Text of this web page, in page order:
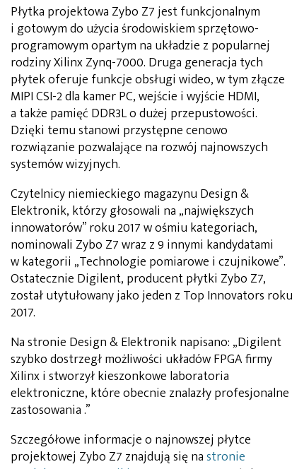
Płytka projektowa Zybo Z7 jest funkcjonalnym
i gotowym do użycia środowiskiem sprzętowo-
programowym opartym na układzie z popularnej
rodziny Xilinx Zynq-7000. Druga generacja tych
płytek oferuje funkcje obsługi wideo, w tym złącze
MIPI CSI-2 dla kamer PC, wejście i wyjście HDMI,
a także pamięć DDR3L o dużej przepustowości.
Dzięki temu stanowi przystępne cenowo
rozwiązanie pozwalające na rozwój najnowszych
systemów wizyjnych.
Czytelnicy niemieckiego magazynu Design &
Elektronik, którzy głosowali na „największych
innowatorów” roku 2017 w ośmiu kategoriach,
nominowali Zybo Z7 wraz z 9 innymi kandydatami
w kategorii „Technologie pomiarowe i czujnikowe”.
Ostatecznie Digilent, producent płytki Zybo Z7,
został utytułowany jako jeden z Top Innovators roku
2017.
Na stronie Design & Elektronik napisano: „Digilent
szybko dostrzegł możliwości układów FPGA firmy
Xilinx i stworzył kieszonkowe laboratoria
elektroniczne, które obecnie znalazły profesjonalne
zastosowania .”
Szczegółowe informacje o najnowszej płytce
projektowej Zybo Z7 znajdują się nastronie